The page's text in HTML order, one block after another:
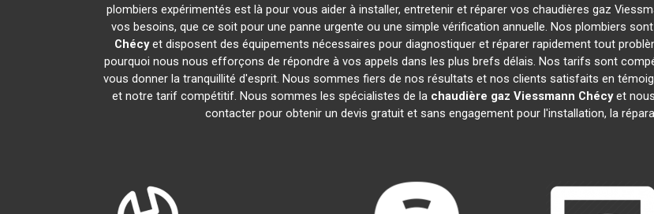
plombiers expérimentés est là pour vous aider à installer, entretenir et réparer vos chaudières gaz
vos besoins, que ce soit pour une panne urgente ou une simple vérification annuelle. Nos plombiers
Chécyet disposent des équipements nécessaires pour diagnostiquer et réparer rapidement tout
pourquoi nous nous efforçons de répondre à vos appels dans les plus brefs délais. Nos tarifs sont
vous donner la tranquillité d'esprit. Nous sommes fiers de nos résultats et nos clients satisfaits en
et notre tarif compétitif. Nous sommes les spécialistes de la chaudière gaz Viessmann Chécyet
contacter pour obtenir un devis gratuit et sans engagement pour l'installation, la